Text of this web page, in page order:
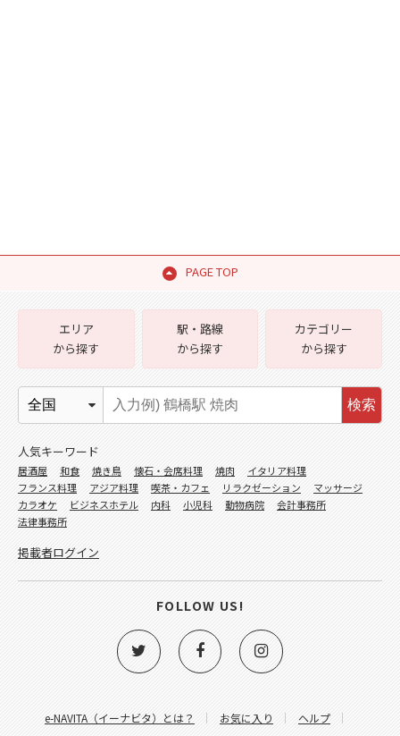
PAGE TOP
e-NAVITA（イーナビタ）とは？ お気に入り ヘルプ
エリア
から探す
駅・路線
から探す
カテゴリー
から探す
検索
人気キーワード
居酒屋 和食 焼き鳥 懐石・会席料理 焼肉
イタリア料理
フランス料理
アジア料理 喫茶・カフェ リラクゼーション
マッサージ
カラオケ
ビジネスホテル 内科 小児科 動物病院
会計事務所
法律事務所
掲載者ログイン
FOLLOW US!